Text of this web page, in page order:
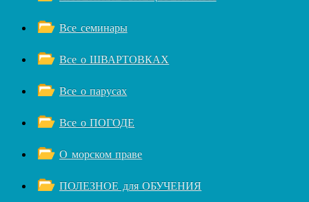
Все семинары
Все о ШВАРТОВКАХ
Все о парусах
Все о ПОГОДЕ
О морском праве
ПОЛЕЗНОЕ для ОБУЧЕНИЯ